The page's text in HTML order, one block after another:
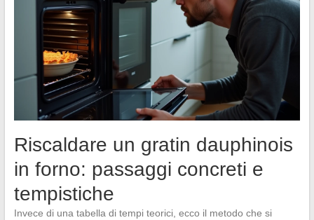
Riscaldare un gratin dauphinois
in forno: passaggi concreti e
tempistiche
Invece di una tabella di tempi teorici, ecco il metodo che si